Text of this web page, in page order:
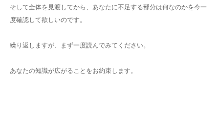
そして全体を見渡してから、あなたに不足する部分は何なのかを今一
度確認して欲しいのです。
繰り返しますが、まず一度読んでみてください。
あなたの知識が広がることをお約束します。